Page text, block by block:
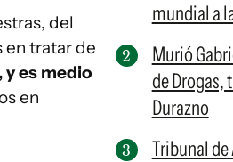
del
tratar de
y es medio
en
mundial a
Murió
de Drogas,
Durazno
Tribunal